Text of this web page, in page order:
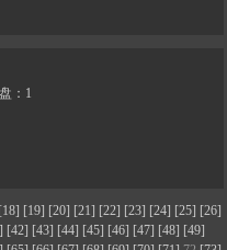
：1
[18] [19] [20] [21] [22] [23] [24] [25] [26]
[42] [43] [44] [45] [46] [47] [48] [49]